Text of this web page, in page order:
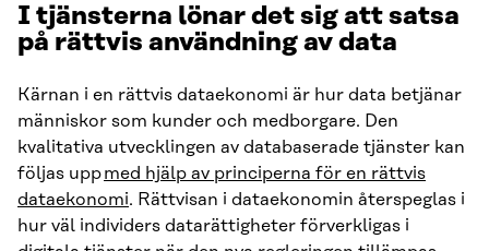
I tjänsterna lönar det sig att satsa
på rättvis användning av data
Kärnan i en rättvis dataekonomi är hur data betjänar
människor som kunder och medborgare. Den
kvalitativa utvecklingen av databaserade tjänster kan
följas uppmed hjälp av principerna för en rättvis
dataekonomi. Rättvisan i dataekonomin återspeglas i
hur väl individers datarättigheter förverkligas i